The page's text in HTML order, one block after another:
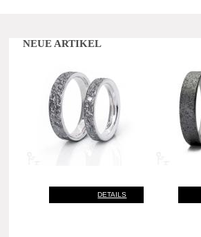
NEUE ARTIKEL
DETAILS